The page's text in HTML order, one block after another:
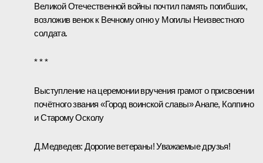
Великой Отечественной войны почтил память погибших,
возложив венокк Вечному огню у Могилы Неизвестного
солдата.
* * *
Выступление на церемонии вручения грамот о присвоении
почётного звания «Город воинской славы» Анапе, Колпино
и Старому Осколу
Д.Медведев: Дорогие ветераны! Уважаемые друзья!